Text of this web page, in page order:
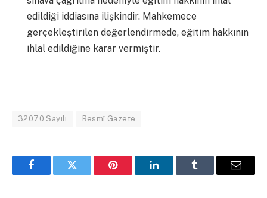
edildiği iddiasına ilişkindir. Mahkemece
gerçekleştirilen değerlendirmede, eğitim hakkının
ihlal edildiğine karar vermiştir.
32070 Sayılı Resmî Gazete
FacebookTwitter Pinterest LinkedInTumblr Email